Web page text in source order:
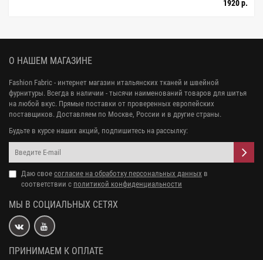
О НАШЕМ МАГАЗИНЕ
Fashion Fabric - интернет магазин итальянских тканей и швейной
фурнитуры. Всегда в наличии - тысячи наименований товаров для шитья
на любой вкус. Прямые поставки от проверенных европейских
поставщиков. Доставляем по Москве, России и в другие страны.
Будьте в курсе наших акций, подпишитесь на рассылку:
Даю свое согласие на обработку персональных данных в
соответствии с политикой конфиденциальности
МЫ В СОЦИАЛЬНЫХ СЕТЯХ
ПРИНИМАЕМ К ОПЛАТЕ